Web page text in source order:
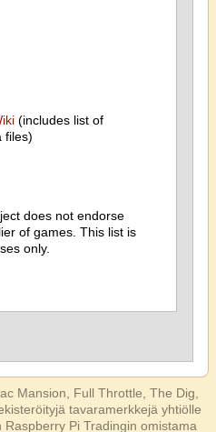
(includes list of
files)
does not endorse
of games. This list is
only.
Mansion, Full Throttle, The Dig,
tavaramerkkejä yhtiölle
Raspberry Pi Tradingin omistama